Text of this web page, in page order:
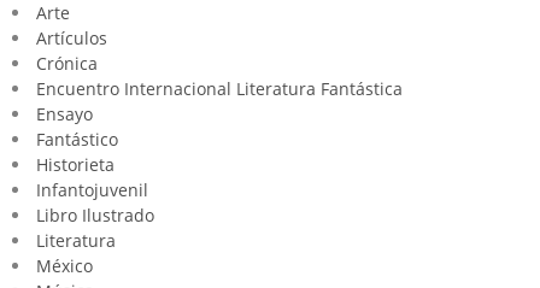
Arte
Artículos
Crónica
Encuentro Internacional Literatura Fantástica
Ensayo
Fantástico
Historieta
Infantojuvenil
Libro Ilustrado
Literatura
México